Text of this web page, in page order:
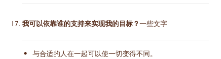
我可以依靠谁的支持来实现我的目标？一些文字
与合适的人在一起可以使一切变得不同。